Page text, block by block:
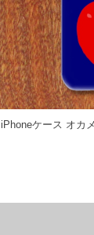
iPhoneケース オカ